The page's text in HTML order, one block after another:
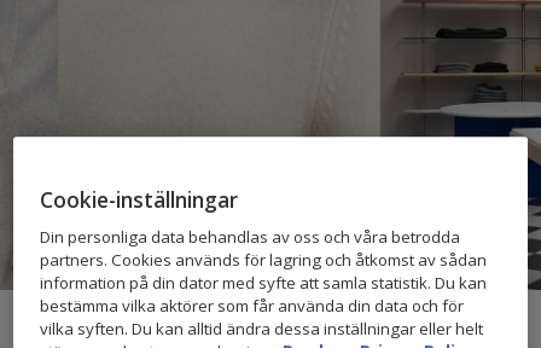
A DAY'S MARCH
Cookie-inställningar
Din personliga data behandlas av oss och våra betrodda
partners. Cookies används för lagring och åtkomst av sådan
information på din dator med syfte att samla statistik. Du kan
bestämma vilka aktörer som får använda din data och för
vilka syften. Du kan alltid ändra dessa inställningar eller helt